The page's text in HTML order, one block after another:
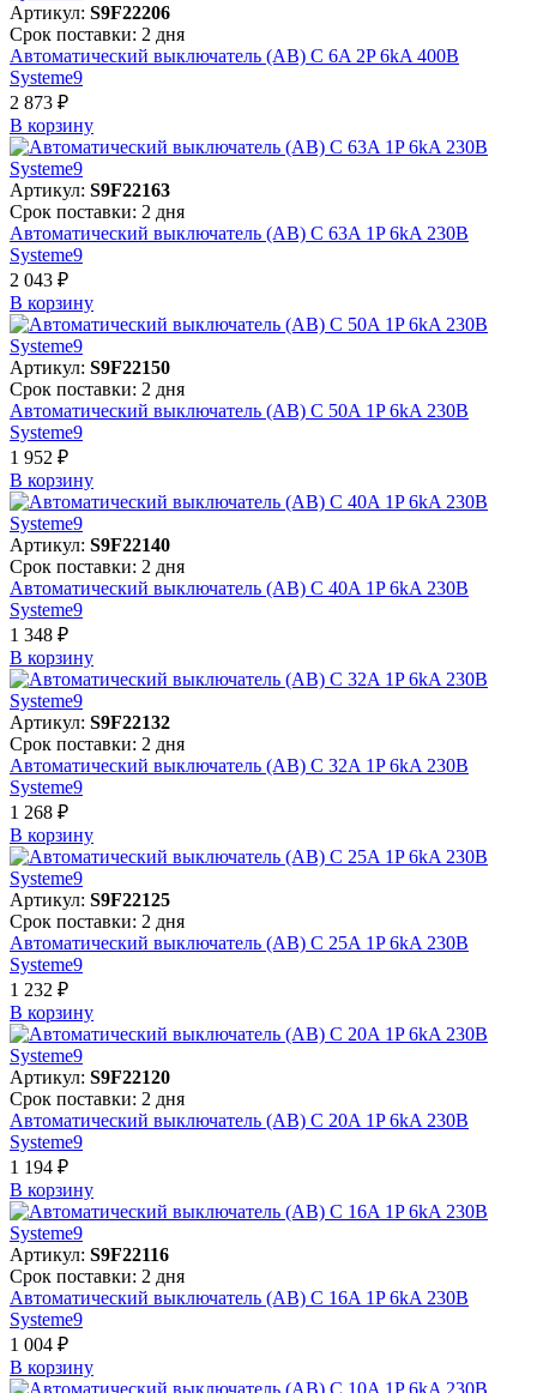
Артикул: S9F22206
Срок поставки: 2 дня
Автоматический выключатель (АВ) C 6A 2P 6kA 400В
Systeme9
2 873 ₽
В корзинy
Артикул: S9F22163
Срок поставки: 2 дня
Автоматический выключатель (АВ) C 63A 1P 6kA 230В
Systeme9
2 043 ₽
В корзинy
Артикул: S9F22150
Срок поставки: 2 дня
Автоматический выключатель (АВ) C 50A 1P 6kA 230В
Systeme9
1 952 ₽
В корзинy
Артикул: S9F22140
Срок поставки: 2 дня
Автоматический выключатель (АВ) C 40A 1P 6kA 230В
Systeme9
1 348 ₽
В корзинy
Артикул: S9F22132
Срок поставки: 2 дня
Автоматический выключатель (АВ) C 32A 1P 6kA 230В
Systeme9
1 268 ₽
В корзинy
Артикул: S9F22125
Срок поставки: 2 дня
Автоматический выключатель (АВ) C 25A 1P 6kA 230В
Systeme9
1 232 ₽
В корзинy
Артикул: S9F22120
Срок поставки: 2 дня
Автоматический выключатель (АВ) C 20A 1P 6kA 230В
Systeme9
1 194 ₽
В корзинy
Артикул: S9F22116
Срок поставки: 2 дня
Автоматический выключатель (АВ) C 16A 1P 6kA 230В
Systeme9
1 004 ₽
В корзинy